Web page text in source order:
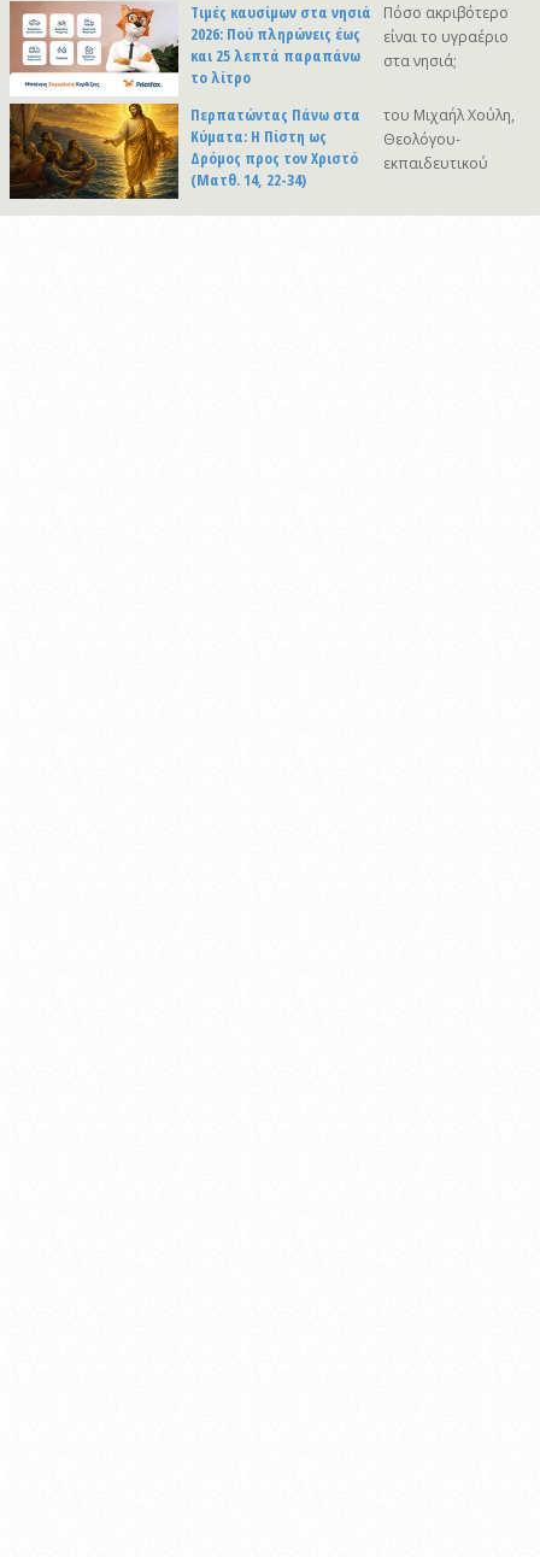
Τιμές καυσίμων στα νησιά
2026: Πού πληρώνεις έως
και 25 λεπτά παραπάνω
το λίτρο
Πόσο ακριβότερο
είναι το υγραέριο
στα νησιά;
Περπατώντας Πάνω στα
Κύματα: Η Πίστη ως
Δρόμος προς τον Χριστό
(Ματθ. 14, 22-34)
του Μιχαήλ Χούλη,
Θεολόγου-
εκπαιδευτικού